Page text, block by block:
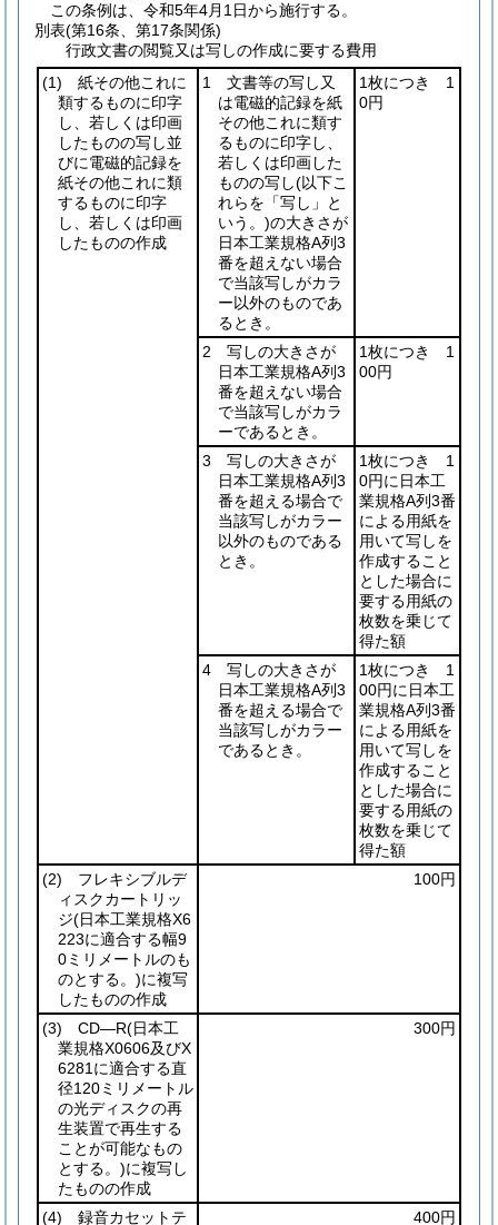
この条例は、令和5年4月1日から施行する。
別表(第16条、第17条関係)
行政文書の閲覧又は写しの作成に要する費用
(1) 紙その他これに
類するものに印字
し、若しくは印画
したものの写し並
びに電磁的記録を
紙その他これに類
するものに印字
し、若しくは印画
したものの作成
1 文書等の写し又
は電磁的記録を紙
その他これに類す
るものに印字し、
若しくは印画した
ものの写し(以下こ
れらを「写し」と
いう。)の大きさが
日本工業規格A列3
番を超えない場合
で当該写しがカラ
ー以外のものであ
るとき。
1枚につき 1
0円
2 写しの大きさが
日本工業規格A列3
番を超えない場合
で当該写しがカラ
ーであるとき。
1枚につき 1
00円
3 写しの大きさが
日本工業規格A列3
番を超える場合で
当該写しがカラー
以外のものである
とき。
1枚につき 1
0円に日本工
業規格A列3番
による用紙を
用いて写しを
作成すること
とした場合に
要する用紙の
枚数を乗じて
得た額
4 写しの大きさが
日本工業規格A列3
番を超える場合で
当該写しがカラー
であるとき。
1枚につき 1
00円に日本工
業規格A列3番
による用紙を
用いて写しを
作成すること
とした場合に
要する用紙の
枚数を乗じて
得た額
(2) フレキシブルデ
ィスクカートリッ
ジ(日本工業規格X6
223に適合する幅9
0ミリメートルのも
のとする。)に複写
したものの作成
100円
(3) CD―R(日本工
業規格X0606及びX
6281に適合する直
径120ミリメートル
の光ディスクの再
生装置で再生する
ことが可能なもの
とする。)に複写し
たものの作成
300円
(4) 録音カセットテ 400円